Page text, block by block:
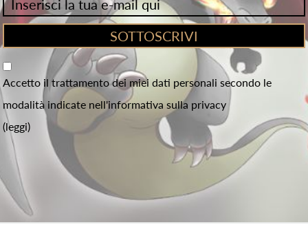
Accetto il trattamento dei miei dati personali secondo le
modalità indicate nell'informativa sulla privacy
(leggi)